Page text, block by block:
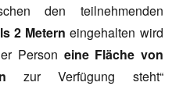
den teilnehmenden
2 Metern eingehalten wird
Person eine Fläche von
zur Verfügung steht“